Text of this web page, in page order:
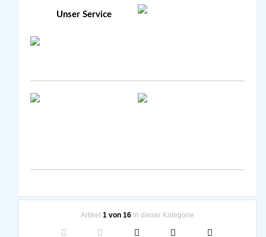
Unser Service
Artikel 1 von 16 in dieser Kategorie